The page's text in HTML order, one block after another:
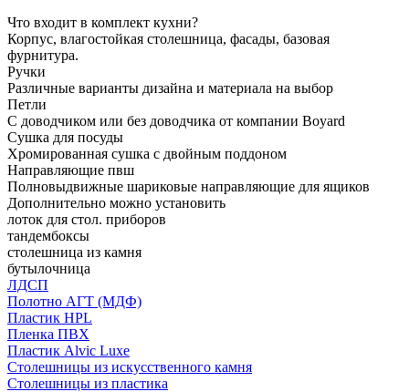
Что входит в комплект кухни?
Корпус, влагостойкая столешница, фасады, базовая
фурнитура.
Ручки
Различные варианты дизайна и материала на выбор
Петли
С доводчиком или без доводчика от компании Boyard
Сушка для посуды
Хромированная сушка с двойным поддоном
Направляющие пвш
Полновыдвижные шариковые направляющие для ящиков
Дополнительно можно установить
лоток для стол. приборов
тандембоксы
столешница из камня
бутылочница
ЛДСП
Полотно АГТ (МДФ)
Пластик HPL
Пленка ПВХ
Пластик Alvic Luxe
Столешницы из искусственного камня
Столешницы из пластика